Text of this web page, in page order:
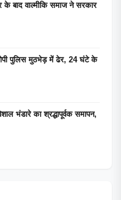
के बाद वाल्मीकि समाज ने सरकार
पुलिस मुठभेड़ में ढेर, 24 घंटे के
भंडारे का श्रद्धापूर्वक समापन,